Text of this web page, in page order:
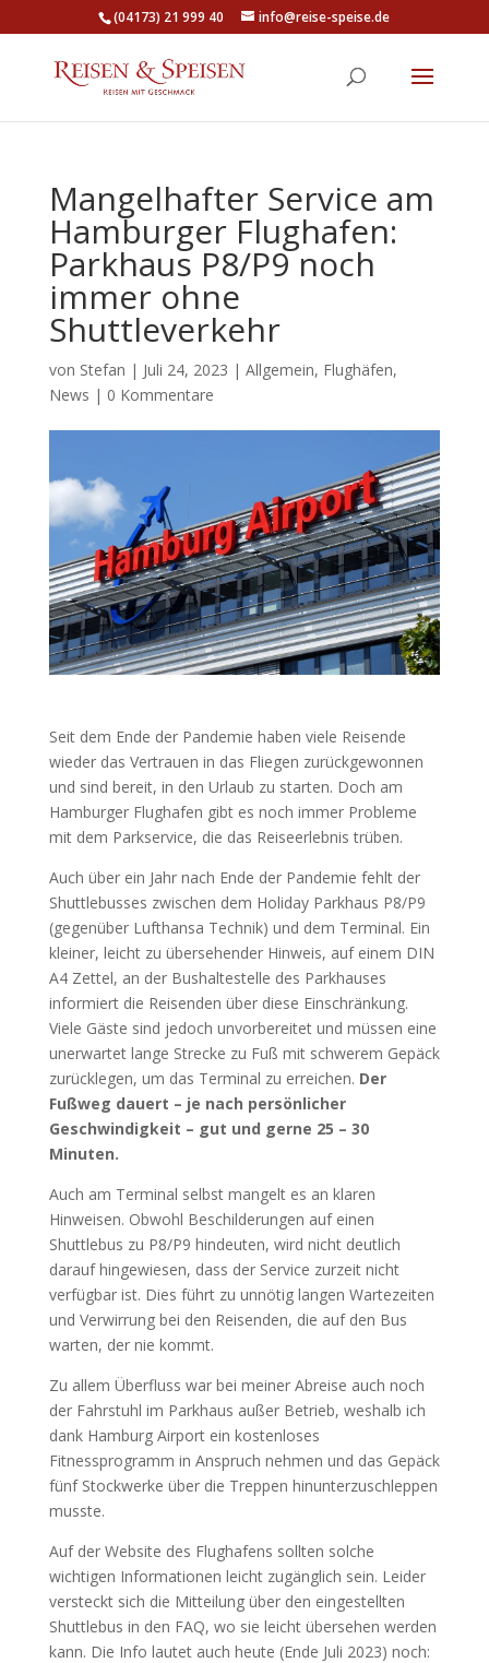
(04173) 21 999 40 info@reise-speise.de
Mangelhafter Service am
Hamburger Flughafen:
Parkhaus P8/P9 noch
immer ohne
Shuttleverkehr
von Stefan | Juli 24, 2023 | Allgemein, Flughäfen,
News | 0 Kommentare
Seit dem Ende der Pandemie haben viele Reisende
wieder das Vertrauen in das Fliegen zurückgewonnen
und sind bereit, in den Urlaub zu starten. Doch am
Hamburger Flughafen gibt es noch immer Probleme
mit dem Parkservice, die das Reiseerlebnis trüben.
Auch über ein Jahr nach Ende der Pandemie fehlt der
Shuttlebusses zwischen dem Holiday Parkhaus P8/P9
(gegenüber Lufthansa Technik) und dem Terminal. Ein
kleiner, leicht zu übersehender Hinweis, auf einem DIN
A4 Zettel, an der Bushaltestelle des Parkhauses
informiert die Reisenden über diese Einschränkung.
Viele Gäste sind jedoch unvorbereitet und müssen eine
unerwartet lange Strecke zu Fuß mit schwerem Gepäck
zurücklegen, um das Terminal zu erreichen. Der
Fußweg dauert – je nach persönlicher
Geschwindigkeit – gut und gerne 25 – 30
Minuten.
Auch am Terminal selbst mangelt es an klaren
Hinweisen. Obwohl Beschilderungen auf einen
Shuttlebus zu P8/P9 hindeuten, wird nicht deutlich
darauf hingewiesen, dass der Service zurzeit nicht
verfügbar ist. Dies führt zu unnötig langen Wartezeiten
und Verwirrung bei den Reisenden, die auf den Bus
warten, der nie kommt.
Zu allem Überfluss war bei meiner Abreise auch noch
der Fahrstuhl im Parkhaus außer Betrieb, weshalb ich
dank Hamburg Airport ein kostenloses
Fitnessprogramm in Anspruch nehmen und das Gepäck
fünf Stockwerke über die Treppen hinunterzuschleppen
musste.
Auf der Website des Flughafens sollten solche
wichtigen Informationen leicht zugänglich sein. Leider
versteckt sich die Mitteilung über den eingestellten
Shuttlebus in den FAQ, wo sie leicht übersehen werden
kann. Die Info lautet auch heute (Ende Juli 2023) noch: